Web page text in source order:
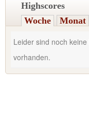
Highscores
Woche
Monat
Leider sind noch
vorhanden.